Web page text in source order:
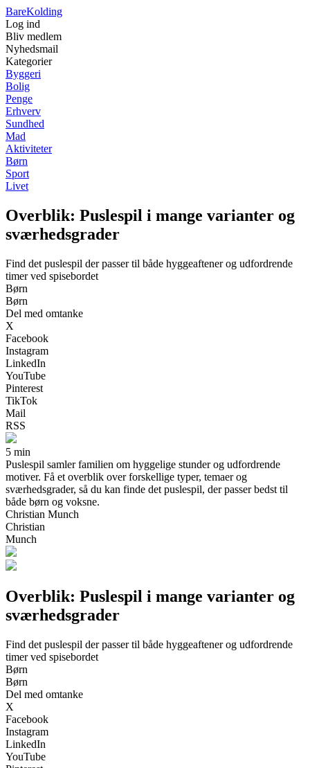
BareKolding
Log ind
Bliv medlem
Nyhedsmail
Kategorier
Byggeri
Bolig
Penge
Erhverv
Sundhed
Mad
Aktiviteter
Børn
Sport
Livet
Overblik: Puslespil i mange varianter og
sværhedsgrader
Find det puslespil der passer til både hyggeaftener og udfordrende
timer ved spisebordet
Børn
Børn
Del med omtanke
X
Facebook
Instagram
LinkedIn
YouTube
Pinterest
TikTok
Mail
RSS
5 min
Puslespil samler familien om hyggelige stunder og udfordrende
motiver. Få et overblik over forskellige typer, temaer og
sværhedsgrader, så du kan finde det puslespil, der passer bedst til
både børn og voksne.
Christian Munch
Christian
Munch
Overblik: Puslespil i mange varianter og
sværhedsgrader
Find det puslespil der passer til både hyggeaftener og udfordrende
timer ved spisebordet
Børn
Børn
Del med omtanke
X
Facebook
Instagram
LinkedIn
YouTube